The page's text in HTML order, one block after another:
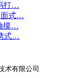
打…
面式…
摸…
式…
术有限公司